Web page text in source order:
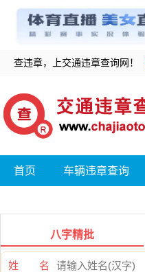
查违章，上交通违章查询网！
首页 车辆违章查询
八字精批
姓 名